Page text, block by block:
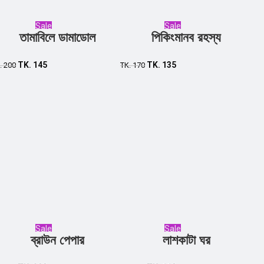
Sale
তামাবিলে ডামাডোল
200 TK. 145
Sale
পিকিংমানব রহস্য
TK.170 TK. 135
Sale
ব্রাউন পেপার
Sale
লাশকাটা ঘর